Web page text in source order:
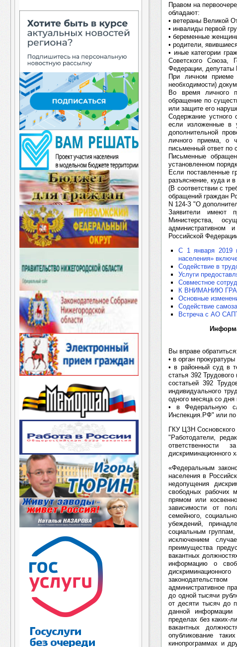
Правом на
обладают:
• ветераны Великой
• инвалиды первой
• беременные
• родители,
• иные категории
Советского Союза,
Федерации, депутаты
При личном приеме
необходимости)
Во время личного
обращение по
или защите его
Содержание устного
если изложенные в
дополнительной
личного приема, о
письменный ответ по
Письменные
установленном
Если поставленные
разъяснение, куда и
(В соответствии с
обращений граждан
N 124-З "О
Заявители имеют
Министерства,
административном
Российской
С 1 января 2019
населения»
Содействие в
Услуги
Совместное
К ВНИМАНИЮ
Основные
Содействие
Встреча с АО
Вы вправе обратиться:
• в орган
• в районный суд в
статья 392
состатьей 392
индивидуального
одного месяца со
• в Федеральную
Инспекция.РФ" или
ГКУ ЦЗН
"Работодатели,
ответственности
дискриминационного
«Федеральным
населения в
недопущения
свободных рабочих
прямом или
зависимости от
семейного,
убеждений,
социальным группам,
исключением
преимущества
вакантных
информацию о
административное
до одной тысячи
от десяти тысяч до
данной
пределах без каких-
вакантных
опубликование
кинопрограммах и